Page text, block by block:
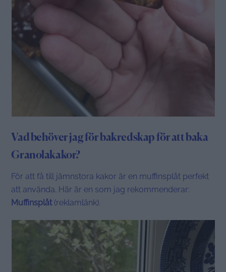
Vad behöver jag för bakredskap för att baka
Granolakakor?
För att få till jämnstora kakor är en muffinsplåt perfekt
att använda. Här är en som jag rekommenderar:
Muffinsplåt(reklamlänk).